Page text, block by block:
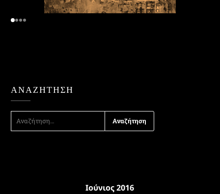
ΑΝΑΖΉΤΗΣΗ
ΑΝΑΖΉΤΗΣΗ
ΓΙΑ:
Ιούνιος 2016